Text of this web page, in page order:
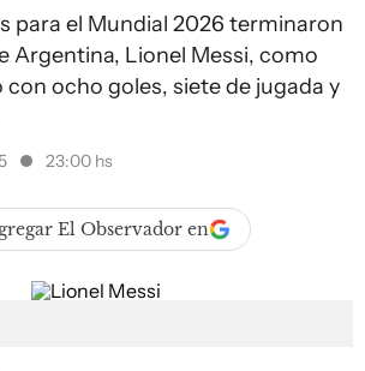
para el Mundial 2026 terminaron
Argentina, Lionel Messi, como
ocho goles, siete de jugada y
23:00 hs
El Observador en